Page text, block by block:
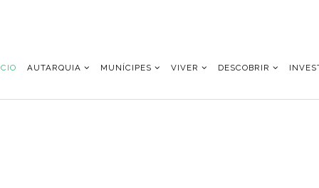
AUTARQUIA MUNÍCIPES VIVER DESCOBRIR